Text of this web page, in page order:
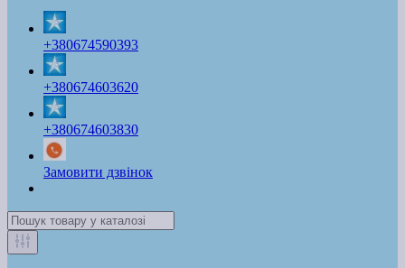
+380674590393
+380674603620
+380674603830
Замовити дзвінок